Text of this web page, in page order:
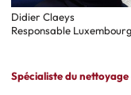
Didier Claeys
Responsable Luxembourg
Spécialiste du